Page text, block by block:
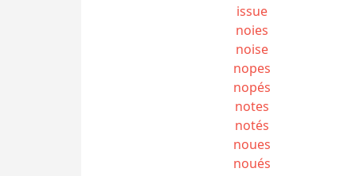
issue
noies
noise
nopes
nopés
notes
notés
noues
noués